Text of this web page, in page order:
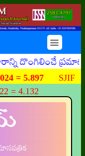
☰
= 5.897 SJIF
= 4.132